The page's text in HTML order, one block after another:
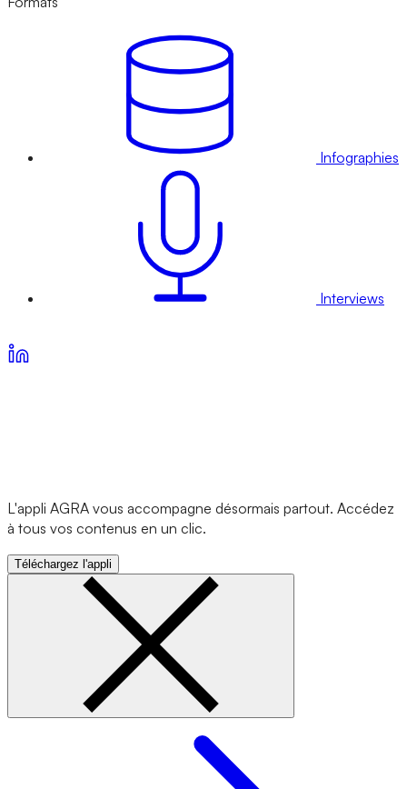
Infographies
Interviews
L'appli AGRA vous accompagne désormais partout. Accédez
à tous vos contenus en un clic.
Téléchargez l'appli